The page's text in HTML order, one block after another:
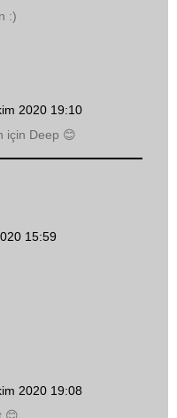
:)
2020 19:10
için Deep 😊
15:59
2020 19:08
😊